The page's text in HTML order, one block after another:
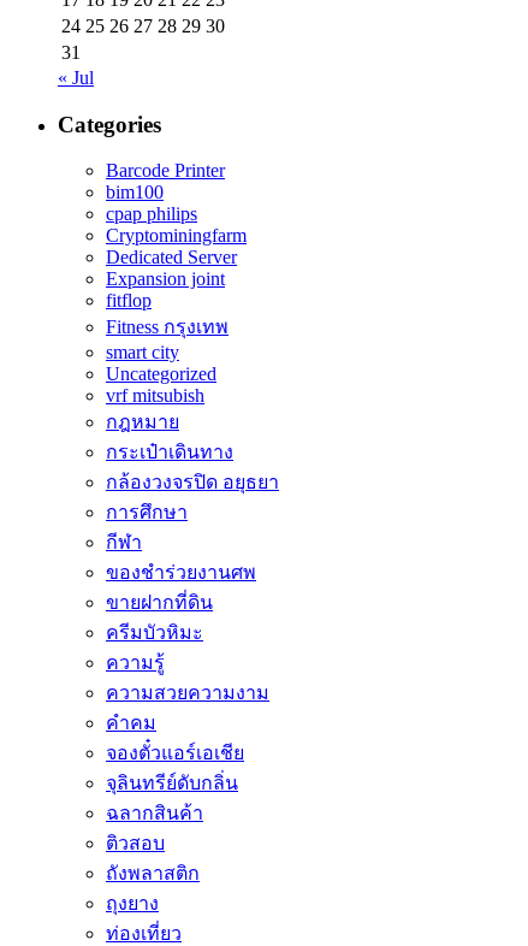
24 25 26 27 28 29 30
31
« Jul
Categories
Barcode Printer
bim100
cpap philips
Cryptominingfarm
Dedicated Server
Expansion joint
fitflop
Fitness กรุงเทพ
smart city
Uncategorized
vrf mitsubish
กฎหมาย
กระเป๋าเดินทาง
กล้องวงจรปิด อยุธยา
การศึกษา
กีฬา
ของชำร่วยงานศพ
ขายฝากที่ดิน
ครีมบัวหิมะ
ความรู้
ความสวยความงาม
คำคม
จองตั๋วแอร์เอเชีย
จุลินทรีย์ดับกลิ่น
ฉลากสินค้า
ติวสอบ
ถังพลาสติก
ถุงยาง
ท่องเที่ยว